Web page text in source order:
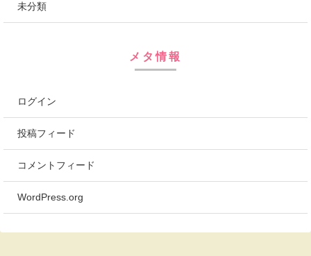
未分類
メタ情報
ログイン
投稿フィード
コメントフィード
WordPress.org